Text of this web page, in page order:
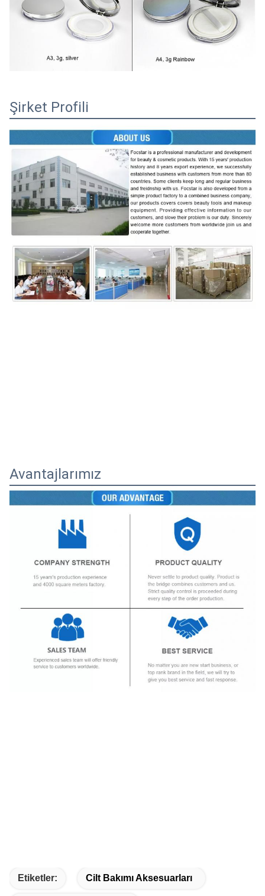
Şirket Profili
Avantajlarımız
Etiketler: Cilt Bakımı Aksesuarları